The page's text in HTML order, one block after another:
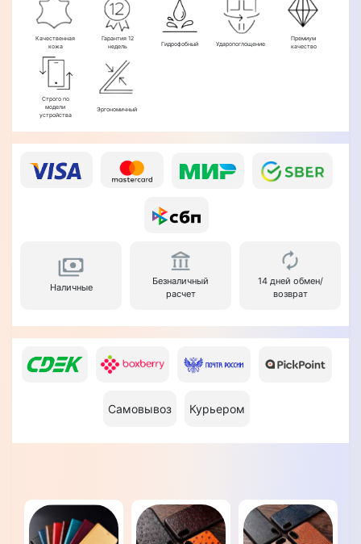
Качественная
кожа
Гарантия 12
недель
Гидрофобный Ударопоглощение
Премиум
качество
Строго по
модели
устройства
Эргономичный
Наличные
Безналичный
расчет
14 дней обмен/
возврат
Самовывоз Курьером